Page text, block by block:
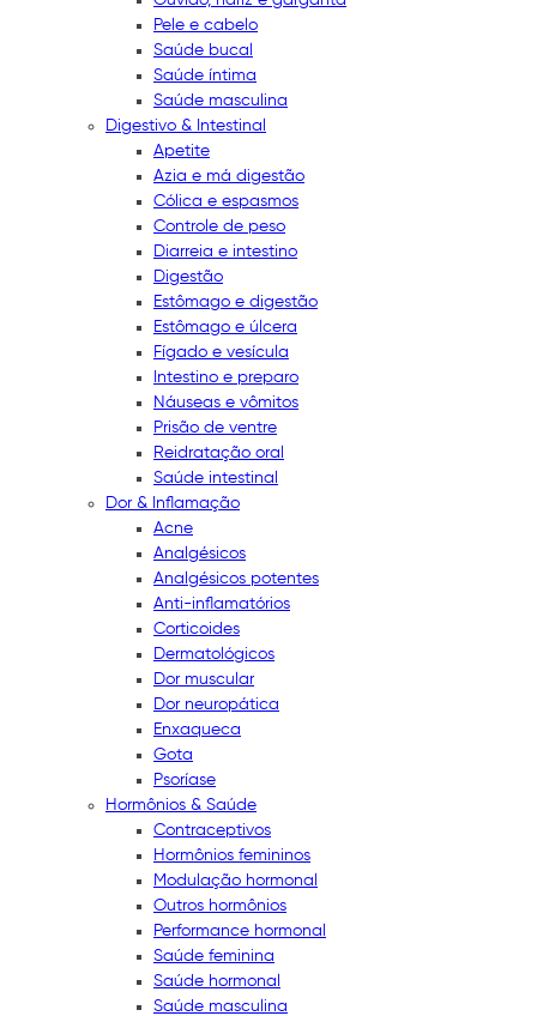
Pele e cabelo
Saúde bucal
Saúde íntima
Saúde masculina
Digestivo & Intestinal
Apetite
Azia e má digestão
Cólica e espasmos
Controle de peso
Diarreia e intestino
Digestão
Estômago e digestão
Estômago e úlcera
Fígado e vesícula
Intestino e preparo
Náuseas e vômitos
Prisão de ventre
Reidratação oral
Saúde intestinal
Dor & Inflamação
Acne
Analgésicos
Analgésicos potentes
Anti-inflamatórios
Corticoides
Dermatológicos
Dor muscular
Dor neuropática
Enxaqueca
Gota
Psoríase
Hormônios & Saúde
Contraceptivos
Hormônios femininos
Modulação hormonal
Outros hormônios
Performance hormonal
Saúde feminina
Saúde hormonal
Saúde masculina